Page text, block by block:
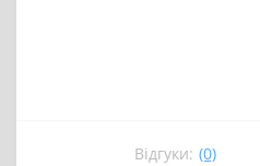
Відгуки: (0)